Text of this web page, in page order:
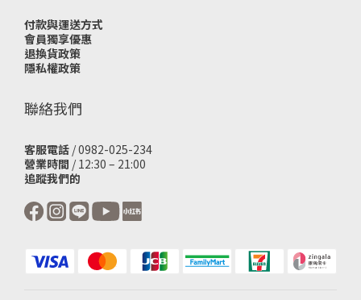
付款與運送方式
會員獨享優惠
退換貨政策
隱私權政策
聯絡我們
客服電話 / 0982-025-234
營業時間 / 12:30 – 21:00
追蹤我們的